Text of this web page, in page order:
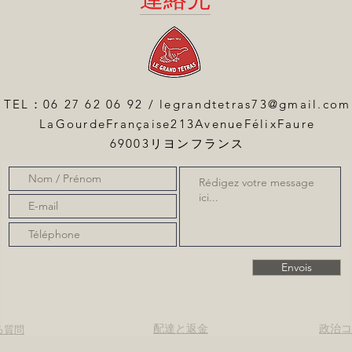
TEL：06 27 62 06 92 / legrandtetras73@gmail.com
LaGourdeFrançaise213AvenueFélixFaure
69003リヨンフランス
Envois
配達と返金 政治
質問